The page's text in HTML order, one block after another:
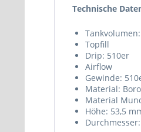
Technische
Topfill
Drip: 510er
Airflow
Gewinde:
Material:
Material
Höhe: 53,5